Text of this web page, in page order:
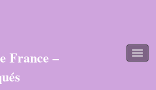
France –